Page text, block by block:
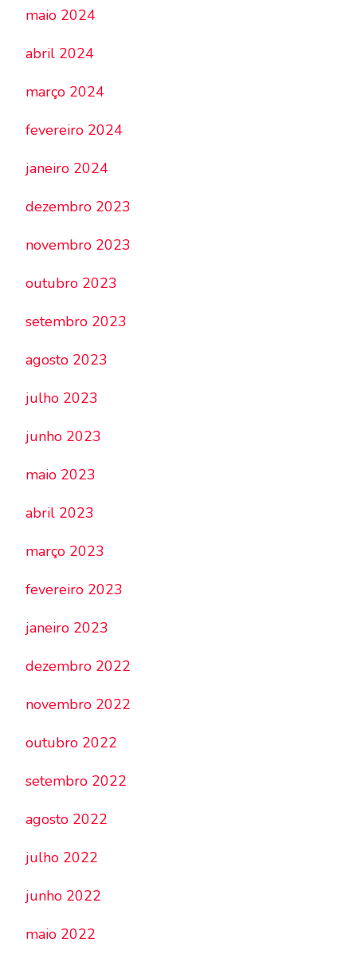
maio 2024
abril 2024
março 2024
fevereiro 2024
janeiro 2024
dezembro 2023
novembro 2023
outubro 2023
setembro 2023
agosto 2023
julho 2023
junho 2023
maio 2023
abril 2023
março 2023
fevereiro 2023
janeiro 2023
dezembro 2022
novembro 2022
outubro 2022
setembro 2022
agosto 2022
julho 2022
junho 2022
maio 2022